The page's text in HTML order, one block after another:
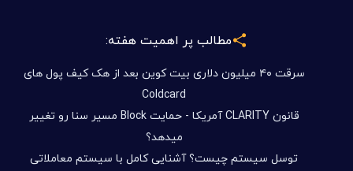
مطالب پر اهمیت هفته:
سرقت ۴۰ میلیون دلاری بیت کوین بعد از هک کیف پول های
Coldcard
قانون CLARITY آمریکا - حمایت Block مسیر سنا رو تغییر
میدهد؟
توسل سیستم چیست؟ آشنایی کامل با سیستم معاملاتی